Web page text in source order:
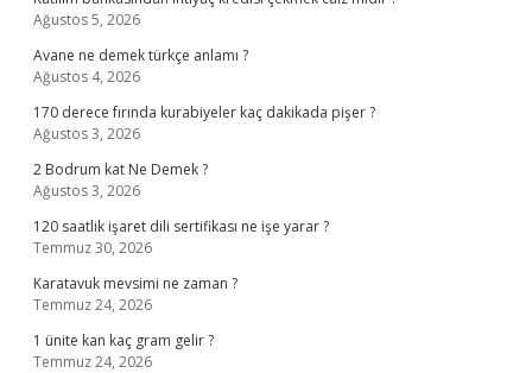
Ağustos 5, 2026
Avane ne demek türkçe anlamı ?
Ağustos 4, 2026
170 derece fırında kurabiyeler kaç dakikada pişer ?
Ağustos 3, 2026
2 Bodrum kat Ne Demek ?
Ağustos 3, 2026
120 saatlik işaret dili sertifikası ne işe yarar ?
Temmuz 30, 2026
Karatavuk mevsimi ne zaman ?
Temmuz 24, 2026
1 ünite kan kaç gram gelir ?
Temmuz 24, 2026